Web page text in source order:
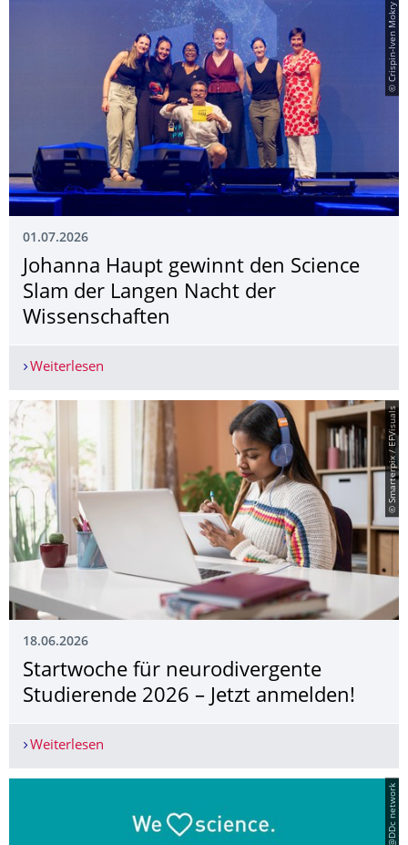
© Crispin-Iven Mokry
01.07.2026
Johanna Haupt gewinnt den Science
Slam der Langen Nacht der
Wissenschaften
Weiterlesen
© Smarterpix / EFVisuals
18.06.2026
Startwoche für neurodivergente
Studierende 2026 – Jetzt anmelden!
Weiterlesen